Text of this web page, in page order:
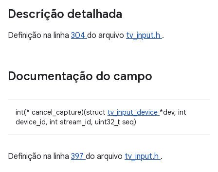
Descrição detalhada
Definição na linha 304 do arquivo tv_input.h .
Documentação do campo
int(* cancel_capture)(struct tv_input_device *dev, int
device_id, int stream_id, uint32_t seq)
Definição na linha 397 do arquivo tv_input.h .